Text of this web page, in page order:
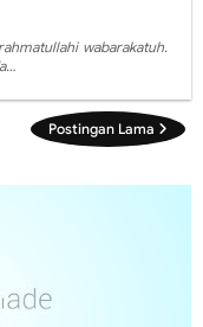
wabarakatuh.
Postingan Lama